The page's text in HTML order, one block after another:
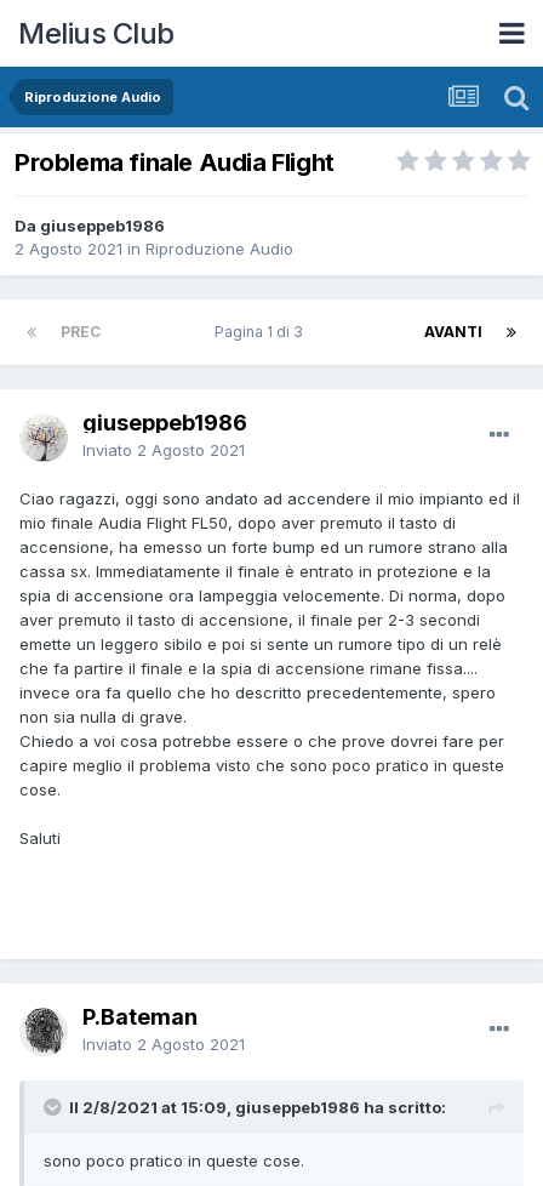
Melius Club
Riproduzione Audio
Problema finale Audia Flight
Da giuseppeb1986
2 Agosto 2021 in Riproduzione Audio
PREC AVANTI
Pagina 1 di 3
giuseppeb1986
Inviato 2 Agosto 2021
Ciao ragazzi, oggi sono andato ad accendere il mio impianto ed il
mio finale Audia Flight FL50, dopo aver premuto il tasto di
accensione, ha emesso un forte bump ed un rumore strano alla
cassa sx. Immediatamente il finale è entrato in protezione e la
spia di accensione ora lampeggia velocemente. Di norma, dopo
aver premuto il tasto di accensione, il finale per 2-3 secondi
emette un leggero sibilo e poi si sente un rumore tipo di un relè
che fa partire il finale e la spia di accensione rimane fissa....
invece ora fa quello che ho descritto precedentemente, spero
non sia nulla di grave.
Chiedo a voi cosa potrebbe essere o che prove dovrei fare per
capire meglio il problema visto che sono poco pratico in queste
cose.
Saluti
P.Bateman
Inviato 2 Agosto 2021
Il 2/8/2021 at 15:09, giuseppeb1986 ha scritto:
sono poco pratico in queste cose.